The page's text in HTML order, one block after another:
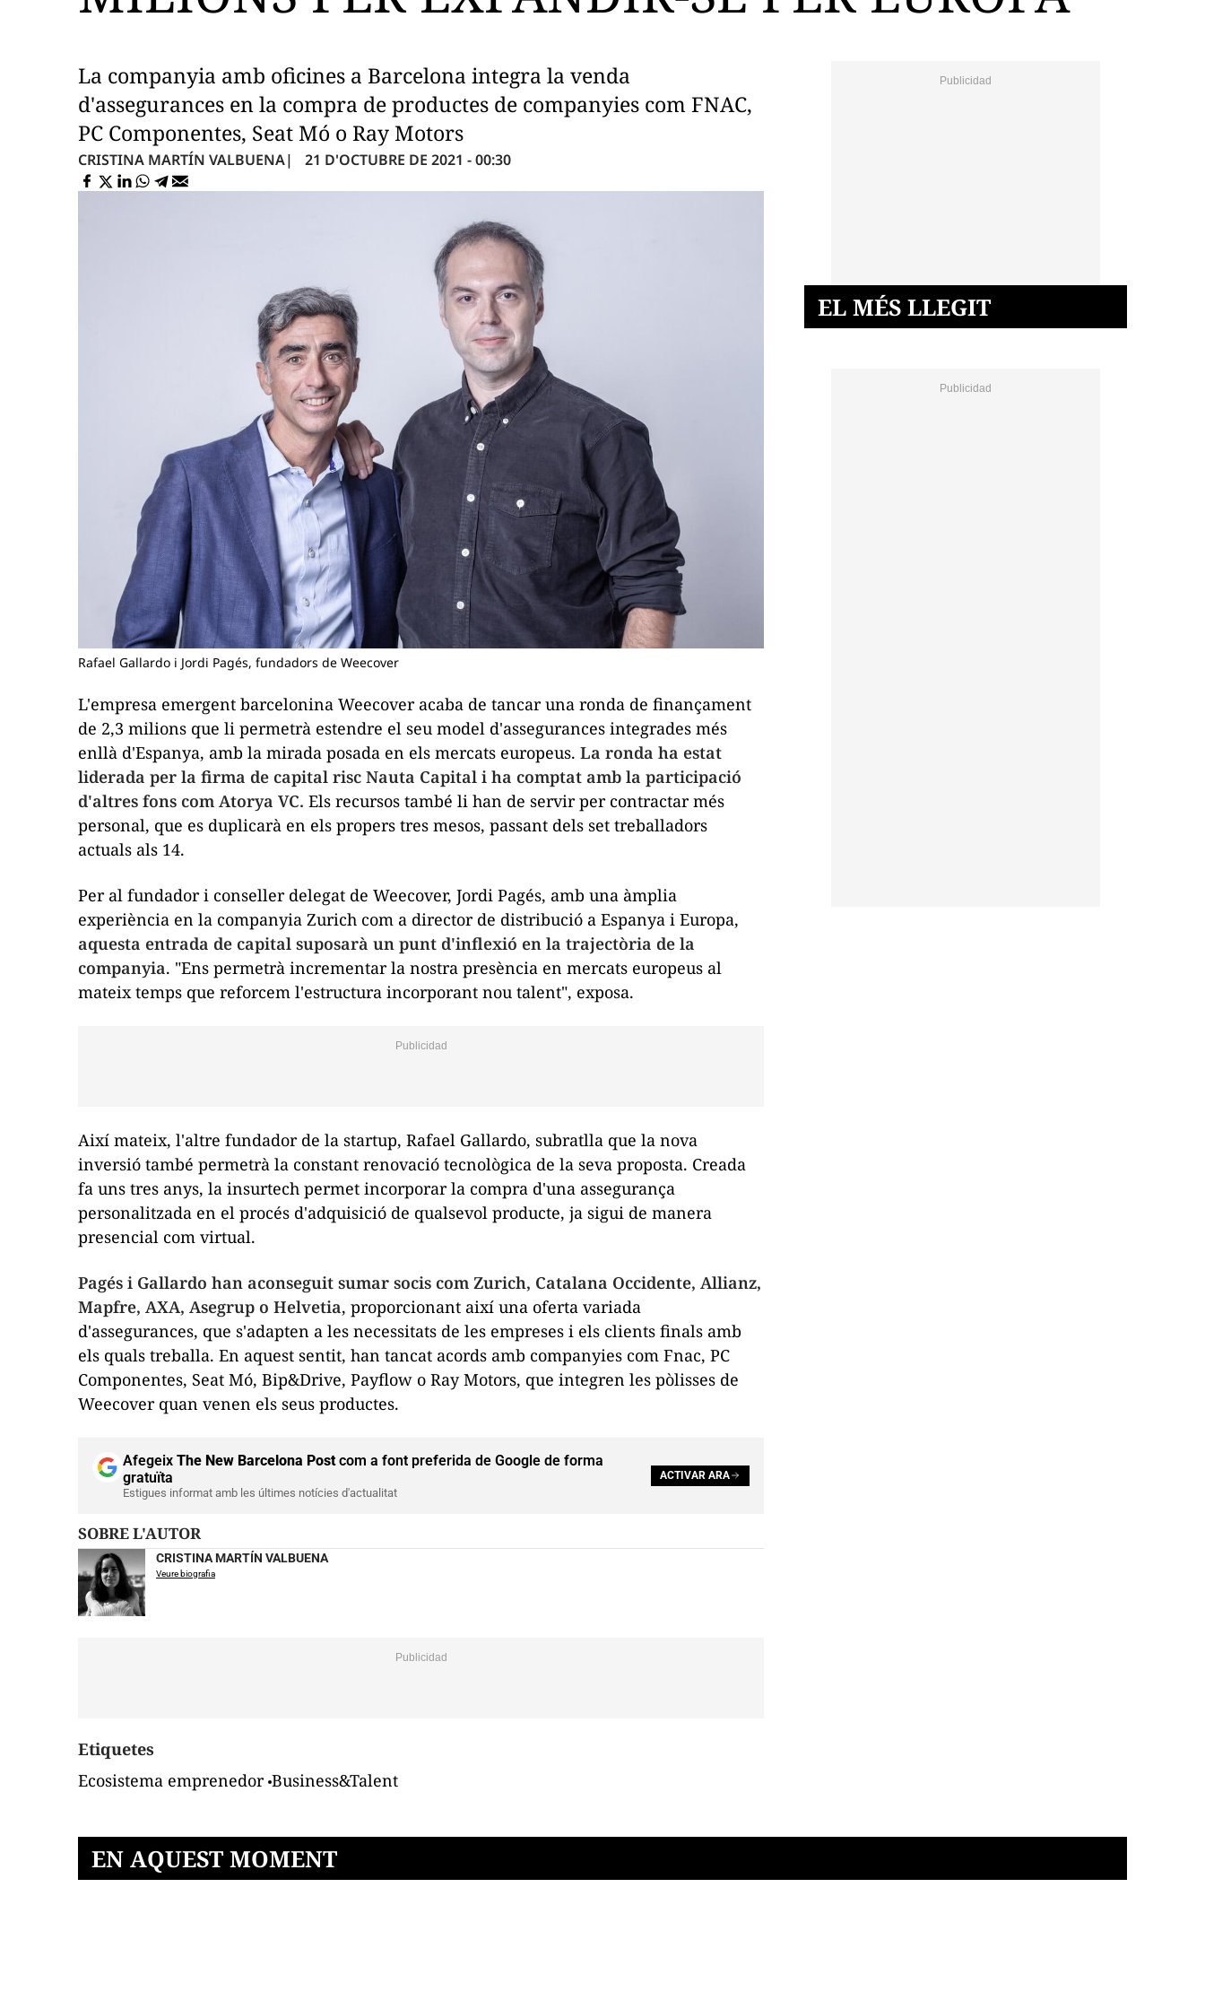
La companyia amb oficines a Barcelona integra la venda
d'assegurances en la compra de productes de companyies com FNAC,
PC Componentes, Seat Mó o Ray Motors
CRISTINA MARTÍN VALBUENA 21 D'OCTUBRE DE 2021 - 00:30
Rafael Gallardo i Jordi Pagés, fundadors de Weecover
L'empresa emergent barcelonina Weecover acaba de tancar una ronda de finançament
de 2,3 milions que li permetrà estendre el seu model d'assegurances integrades més
enllà d'Espanya, amb la mirada posada en els mercats europeus. La ronda ha estat
liderada per la firma de capital risc Nauta Capital i ha comptat amb la participació
d'altres fons com Atorya VC. Els recursos també li han de servir per contractar més
personal, que es duplicarà en els propers tres mesos, passant dels set treballadors
actuals als 14.
Per al fundador i conseller delegat de Weecover, Jordi Pagés, amb una àmplia
experiència en la companyia Zurich com a director de distribució a Espanya i Europa,
aquesta entrada de capital suposarà un punt d'inflexió en la trajectòria de la
companyia. "Ens permetrà incrementar la nostra presència en mercats europeus al
mateix temps que reforcem l'estructura incorporant nou talent", exposa.
Així mateix, l'altre fundador de la startup, Rafael Gallardo, subratlla que la nova
inversió també permetrà la constant renovació tecnològica de la seva proposta. Creada
fa uns tres anys, la insurtech permet incorporar la compra d'una assegurança
personalitzada en el procés d'adquisició de qualsevol producte, ja sigui de manera
presencial com virtual.
Pagés i Gallardo han aconseguit sumar socis com Zurich, Catalana Occidente, Allianz,
Mapfre, AXA, Asegrup o Helvetia, proporcionant així una oferta variada
d'assegurances, que s'adapten a les necessitats de les empreses i els clients finals amb
els quals treballa. En aquest sentit, han tancat acords amb companyies com Fnac, PC
Componentes, Seat Mó, Bip&Drive, Payflow o Ray Motors, que integren les pòlisses de
Weecover quan venen els seus productes.
Afegeix The New Barcelona Postcom a font preferida de Google de forma
gratuïta
Estigues informat amb les últimes notícies d'actualitat
ACTIVAR ARA
SOBRE L'AUTOR
CRISTINA MARTÍN VALBUENA
Veure biografia
Etiquetes
Ecosistema emprenedor Business&Talent
EL MÉS LLEGIT
EN AQUEST MOMENT